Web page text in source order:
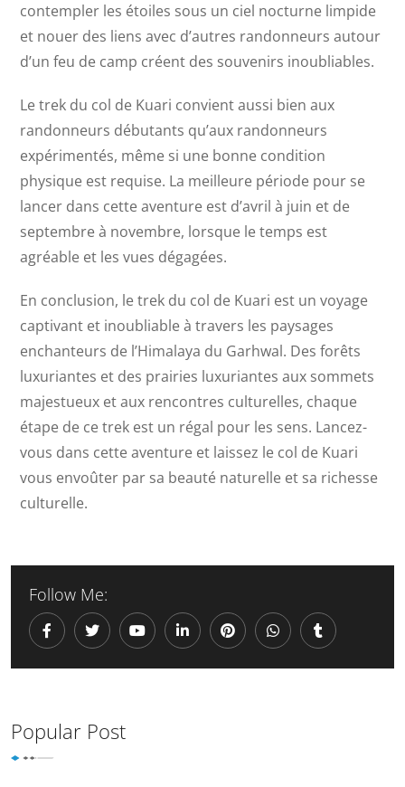
contempler les étoiles sous un ciel nocturne limpide
et nouer des liens avec d’autres randonneurs autour
d’un feu de camp créent des souvenirs inoubliables.
Le trek du col de Kuari convient aussi bien aux
randonneurs débutants qu’aux randonneurs
expérimentés, même si une bonne condition
physique est requise. La meilleure période pour se
lancer dans cette aventure est d’avril à juin et de
septembre à novembre, lorsque le temps est
agréable et les vues dégagées.
En conclusion, le trek du col de Kuari est un voyage
captivant et inoubliable à travers les paysages
enchanteurs de l’Himalaya du Garhwal. Des forêts
luxuriantes et des prairies luxuriantes aux sommets
majestueux et aux rencontres culturelles, chaque
étape de ce trek est un régal pour les sens. Lancez-
vous dans cette aventure et laissez le col de Kuari
vous envoûter par sa beauté naturelle et sa richesse
culturelle.
Follow Me:
Popular Post